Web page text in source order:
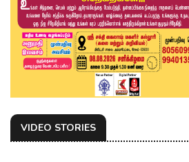
VIDEO STORIES